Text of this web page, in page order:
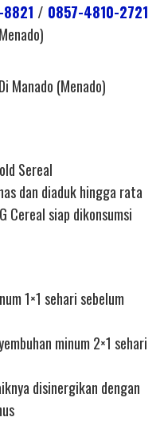
/ 0857-4810-2721
Manado (Menado)
Sereal
dan diaduk hingga rata
Cereal siap dikonsumsi
1×1 sehari sebelum
minum 2×1 sehari
disinergikan dengan